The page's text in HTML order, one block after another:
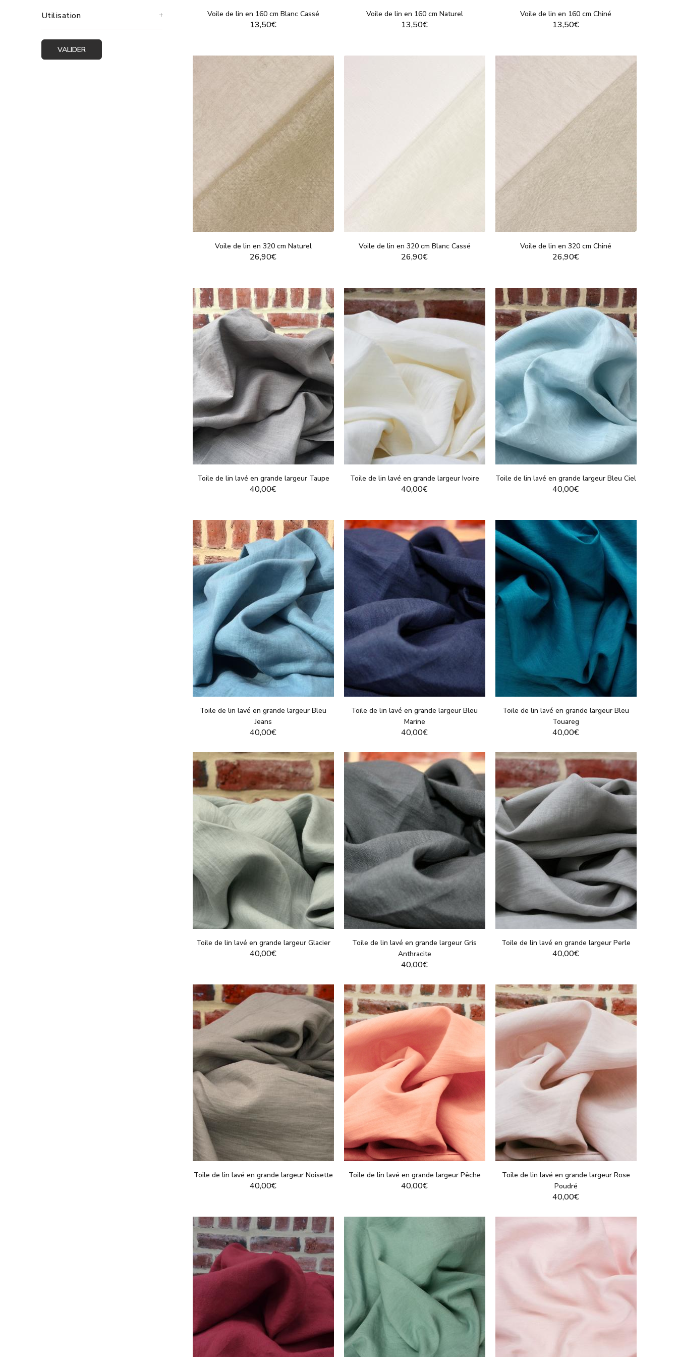
Utilisation
VALIDER
de tissus fabriqués en France: toile de lin, lin lavé, voile de lin ou tissu coton et lin.
Grâce à nos différentes options de coupe, à vous les projets sur mesure ! Commandez votre tissu au mètre à un prix avantageux ou
Commandez facilement vos tissus favoris en ligne et profitez de nos petits prix. Vous avez besoin d’aide ? Bénéficiez des
à chaque étape de votre achat.
Certifications et labels : made in France et Oeko-Tex
Le made in France met en valeur la production locale, garantissant qualité, savoir-faire et respect des normes sociales et
environnementales. D'autres labels, à l'image de Oeko-Tex, se concentrent sur des
, notamment la santé et
l'impact écologique. Cette certification internationale garantit l'absence de substances nocives grâce à des contrôles rigoureux tout au
long de la fabrication.
Chez Tissushop, nous privilégions des partenaires certifiés Oeko-Tex. Ainsi, notre cretonne 100% coton, notre jersey (coton ou viscose)
et notre popeline (coton ou polyester) sont
. En choisissant des produits Oeko-Tex, vous
optez donc pour des tissus fiables, adaptés aux peaux sensibles et produits de manière responsable.
Comment choisir le bon tissu pour vos projets ?
Pour des vêtements légers et confortables, le coton ou la viscose sont des options idéales grâce à leur douceur et leur fluidité. Si vous
recherchez une matière plus structurée pour des vêtements élégants, la popeline sera parfaite. Pour des projets de décoration ou des
créations plus authentiques, la toile de lin offre une excellente tenue et un style naturel. Enfin, le jacquard apporte une touche
sophistiquée avec sesmotifs tissés en relief , idéal pour des pièces décoratives ou des vêtements uniques.
Découvrez l’ensemble de notre gamme de tissus origine France, disponibles au mètre ou en rouleau, tous à un prix avantageux !
Voile de lin en 160 cm Blanc Cassé
13,50€
Voile de lin en 160 cm Naturel
13,50€
Voile de lin en 160 cm Chiné
13,50€
Voile de lin en 320 cm Naturel
26,90€
VOIR LE PRODUIT
Voile de lin en 320 cm Blanc Cassé
26,90€
VOIR LE PRODUIT
Voile de lin en 320 cm Chiné
26,90€
VOIR LE PRODUIT
Toile de lin lavé en grande largeur Taupe
40,00€
VOIR LE PRODUIT
Toile de lin lavé en grande largeur Ivoire
40,00€
VOIR LE PRODUIT
Toile de lin lavé en grande largeur Bleu Ciel
40,00€
VOIR LE PRODUIT
Toile de lin lavé en grande largeur Bleu
Jeans
40,00€
VOIR LE PRODUIT
Toile de lin lavé en grande largeur Bleu
Marine
40,00€
VOIR LE PRODUIT
Toile de lin lavé en grande largeur Bleu
Touareg
40,00€
VOIR LE PRODUIT
Toile de lin lavé en grande largeur Glacier
40,00€
VOIR LE PRODUIT
Toile de lin lavé en grande largeur Gris
Anthracite
40,00€
VOIR LE PRODUIT
Toile de lin lavé en grande largeur Perle
40,00€
VOIR LE PRODUIT
Toile de lin lavé en grande largeur Noisette
40,00€
VOIR LE PRODUIT
Toile de lin lavé en grande largeur Pêche
40,00€
Toile de lin lavé en grande largeur Rose
Poudré
40,00€